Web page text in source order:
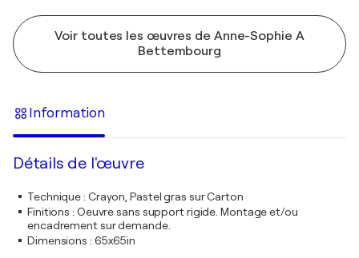
Voir toutes les œuvres de Anne-Sophie A
Bettembourg
Information
Détails de l'œuvre
Technique: Crayon, Pastel gras sur Carton
Finitions : Oeuvre sans support rigide. Montage et/ou
encadrement sur demande.
Dimensions : 65x65in